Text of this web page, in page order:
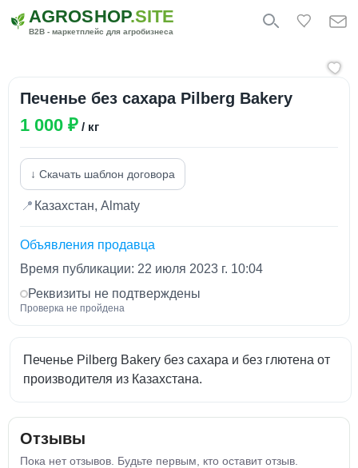
AGROSHOP.SITE
B2B - маркетплейс для агробизнеса
Печенье без сахара Pilberg Bakery
1 000 ₽ / кг
↓ Скачать шаблон договора
📍 Казахстан, Almaty
Объявления продавца
Время публикации: 22 июля 2023 г. 10:04
Реквизиты не подтверждены
Проверка не пройдена
Печенье Pilberg Bakery без сахара и без глютена от
производителя из Казахстана.
Отзывы
Пока нет отзывов. Будьте первым, кто оставит отзыв.